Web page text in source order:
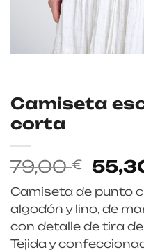
Camiseta
corta
79,00€
El
era:
Camiseta de punto
algodón y lino, de
con detalle de tira
Tejida y